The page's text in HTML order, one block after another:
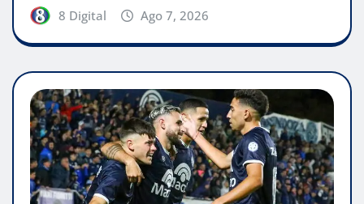
8 Digital Ago 7, 2026